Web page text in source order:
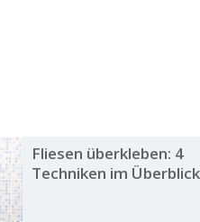
Fliesen überkleben: 4
Techniken im Überblick